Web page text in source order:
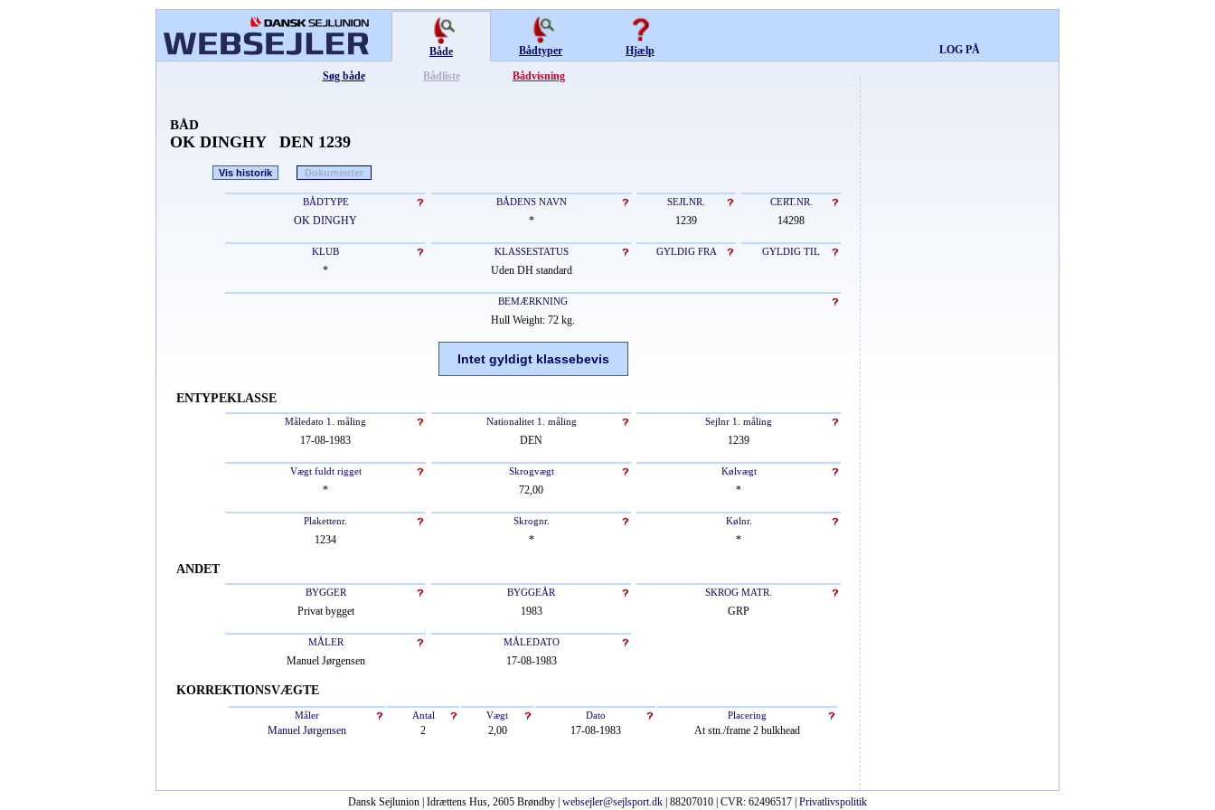
Både
Søg både
Bådliste Bådvisning
Bådtyper Hjælp LOG PÅ
BÅD
OK DINGHY DEN 1239
Vis historik Dokumenter
BÅDTYPE BÅDENS NAVN SEJLNR. CERT.NR.
OK DINGHY * 1239 14298
KLUB KLASSESTATUS GYLDIG FRA GYLDIG TIL
* Uden DH standard
BEMÆRKNING
Hull Weight: 72 kg.
Intet gyldigt klassebevis
ENTYPEKLASSE
Måledato 1. måling Nationalitet 1. måling Sejlnr 1. måling
17-08-1983 DEN 1239
Vægt fuldt rigget Skrogvægt Kølvægt
* 72,00 *
Plakettenr. Skrognr. Kølnr.
1234 * *
ANDET
BYGGER BYGGEÅR SKROG MATR.
Privat bygget 1983 GRP
MÅLER MÅLEDATO
Manuel Jørgensen 17-08-1983
KORREKTIONSVÆGTE
Måler Antal Vægt Dato Placering
Manuel Jørgensen 2 2,00 17-08-1983 At stn./frame 2 bulkhead
Dansk Sejlunion | Idrættens Hus, 2605 Brøndby | websejler@sejlsport.dk | 88207010 | CVR: 62496517 | Privatlivspolitik